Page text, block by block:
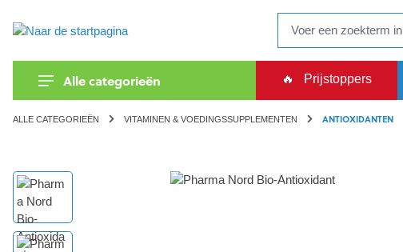
Alle categorieën 🔥 Prijstoppers
ALLE CATEGORIEËN VITAMINEN & VOEDINGSSUPPLEMENTEN ANTIOXIDANTEN
Afbeeldingengalerij overslaan